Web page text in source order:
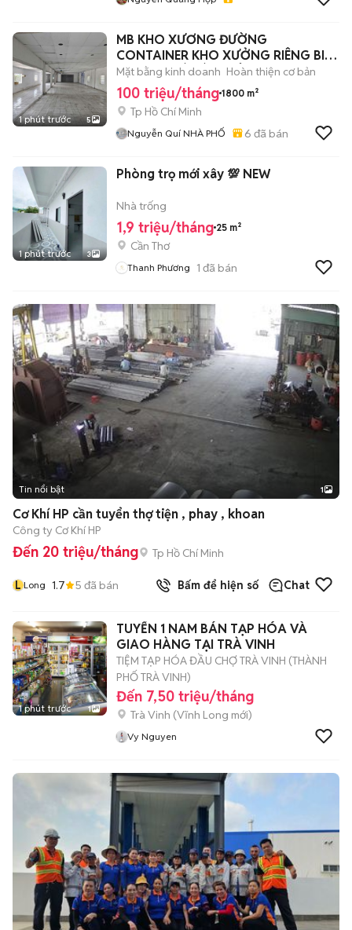
1 phút trước 5
MB KHO XƯƠNG ĐƯỜNG
CONTAINER KHO XƯỞNG RIÊNG BIỆT
DT1800 GIÁPBÌNH TÂN
Mặt bằng kinh doanh Hoàn thiện cơ bản
100 triệu/tháng 1800 m²
Tp Hồ Chí Minh
Nguyễn Quí NHÀ PHỐ 6 đã bán
1 phút trước 3
Phòng trọ mới xây 💯 NEW
Nhà trống
1,9 triệu/tháng 25 m²
Cần Thơ
Thanh Phương 1 đã bán
Tin nổi bật 1
Cơ Khí HP cần tuyển thợ tiện , phay , khoan
Công ty Cơ Khí HP
Đến 20 triệu/tháng Tp Hồ Chí Minh
L Long 1.7 5 đã bán Bấm để hiện số Chat
1 phút trước 1
TUYỂN 1 NAM BÁN TẠP HÓA VÀ
GIAO HÀNG TẠI TRÀ VINH
TIỆM TẠP HÓA ĐẦU CHỢ TRÀ VINH (THÀNH
PHỐ TRÀ VINH)
Đến 7,50 triệu/tháng
Trà Vinh (Vĩnh Long mới)
Vy Nguyen